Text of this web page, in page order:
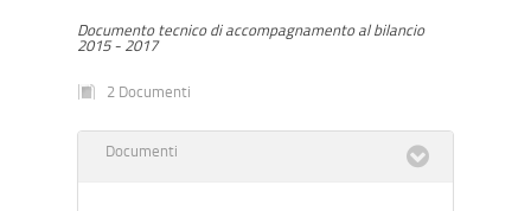
Documento tecnico di accompagnamento al bilancio
2015 - 2017
2 Documenti
Documenti